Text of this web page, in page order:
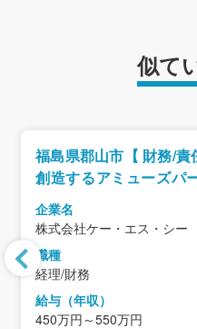
似て
福島県郡山市【 財務/
創造するアミューズパ
えて働ける!!
企業名
株式会社ケー・エス・シー
職種
経理/財務
給与（年収）
450万円～550万円